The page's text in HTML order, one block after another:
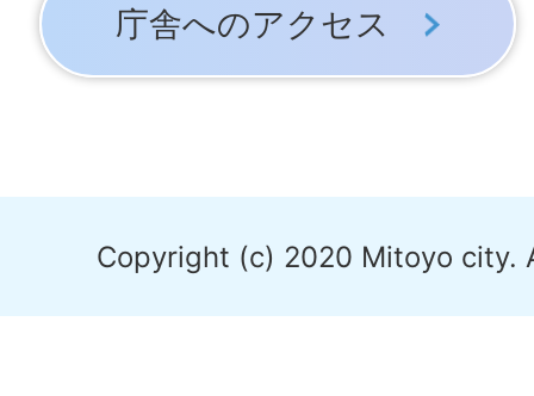
庁舎へのアクセス
Copyright (c) 2020 Mitoyo city.